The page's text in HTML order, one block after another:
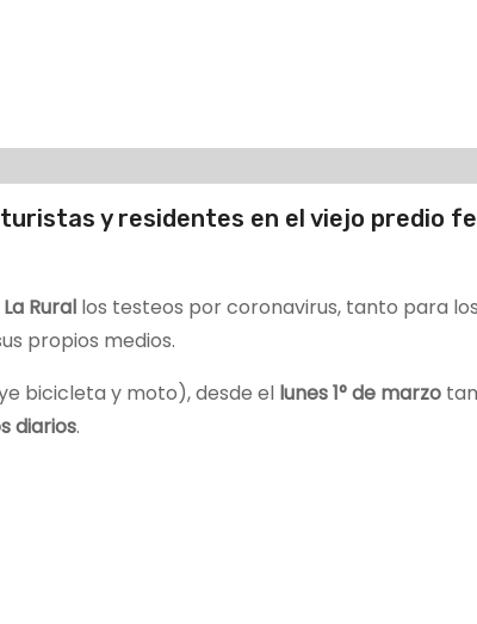
y residentes en el viejo predio
La Rural los testeos por coronavirus, tanto para los
propios medios.
bicicleta y moto), desde el lunes 1° de marzo
diarios.